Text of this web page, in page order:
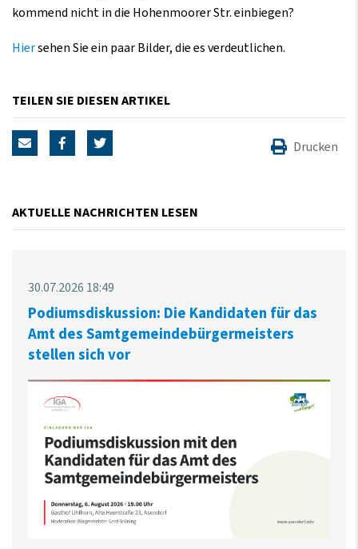
kommend nicht in die Hohenmoorer Str. einbiegen?
Hiersehen Sie ein paar Bilder, die es verdeutlichen.
TEILEN SIE DIESEN ARTIKEL
Drucken
AKTUELLE NACHRICHTEN LESEN
30.07.2026 18:49
Podiumsdiskussion: Die Kandidaten für das
Amt des Samtgemeindebürgermeisters
stellen sich vor